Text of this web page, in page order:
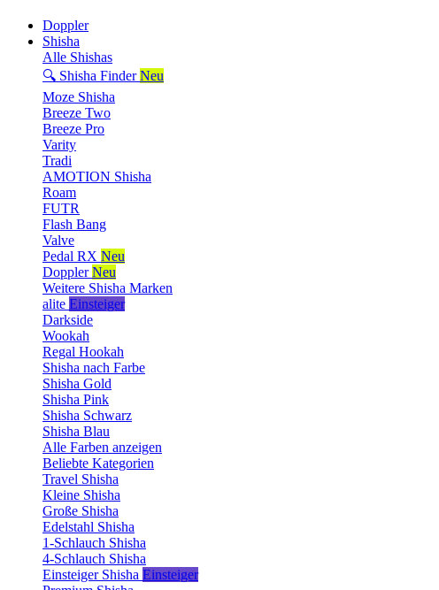
Doppler
Shisha
Alle Shishas
🔍 Shisha Finder Neu
Moze Shisha
Breeze Two
Breeze Pro
Varity
Tradi
AMOTION Shisha
Roam
FUTR
Flash Bang
Valve
Pedal RX Neu
Doppler Neu
Weitere Shisha Marken
alite Einsteiger
Darkside
Wookah
Regal Hookah
Shisha nach Farbe
Shisha Gold
Shisha Pink
Shisha Schwarz
Shisha Blau
Alle Farben anzeigen
Beliebte Kategorien
Travel Shisha
Kleine Shisha
Große Shisha
Edelstahl Shisha
1-Schlauch Shisha
4-Schlauch Shisha
Einsteiger Shisha Einsteiger